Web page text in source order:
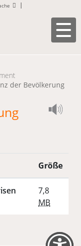
der Bevölkerung
Größe
7,8
MB